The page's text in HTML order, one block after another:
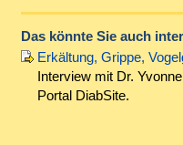
Das könnte Sie auch
Erkältung, Grippe,
Interview mit Dr.
Portal DiabSite.